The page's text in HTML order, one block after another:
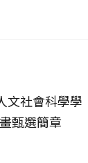
文社會科學學
甄選簡章